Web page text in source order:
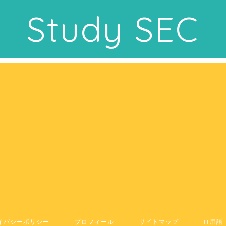
Study SEC
バシーポリシー プロフィール サイトマップ IT用語